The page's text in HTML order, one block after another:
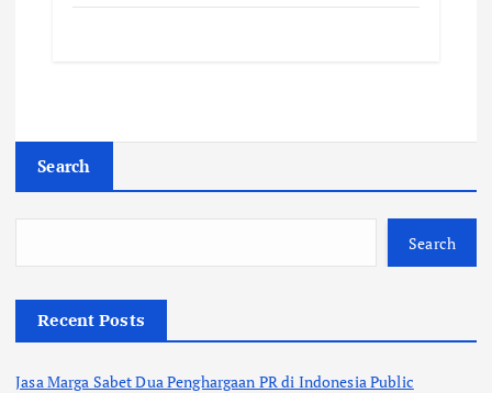
Search
Search
Recent Posts
Jasa Marga Sabet Dua Penghargaan PR di Indonesia Public